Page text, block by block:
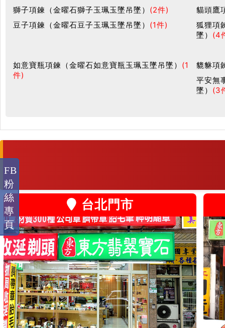
獅子項鍊（金曜石獅子玉珮玉墜吊墜） (2件)
貓頭鷹
豆子項鍊（金曜石豆子玉珮玉墜吊墜） (1件)
狐狸項
墜） (4
如意寶瓶項鍊（金曜石如意寶瓶玉珮玉墜吊墜） (1
件)
貔貅項
平安無
墜） (3
台北門市
FB
粉
絲
專
頁